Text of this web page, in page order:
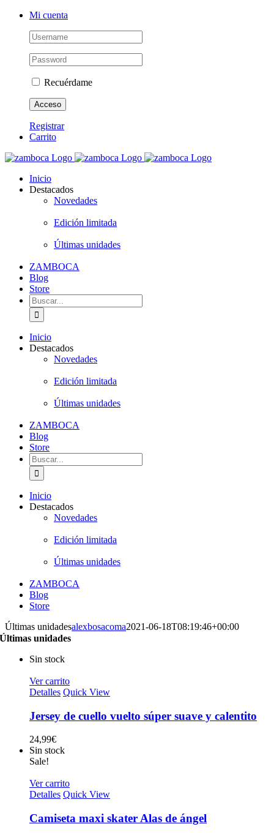
Saltar
contenido
InstagramMi cuenta
Recuérdame
Registrar
Carrito
Inicio
Destacados
Novedades
Edición limitada
Últimas unidades
ZAMBOCA
Blog
Store
Buscar:
Inicio
Destacados
Novedades
Edición limitada
Últimas unidades
ZAMBOCA
Blog
Store
Buscar:
Inicio
Destacados
Novedades
Edición limitada
Últimas unidades
ZAMBOCA
Blog
Store
Últimas unidadesalexbosacoma2021-06-18T08:19:46+00:00
Últimas unidades
Sin stock
Ver carrito
Detalles Quick View
Jersey de cuello vuelto súper suave y calentito
24,99€
Sin stock
Sale!
Ver carrito
Detalles Quick View
Camiseta maxi skater Alas de ángel